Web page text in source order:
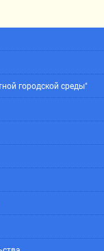
городской среды"